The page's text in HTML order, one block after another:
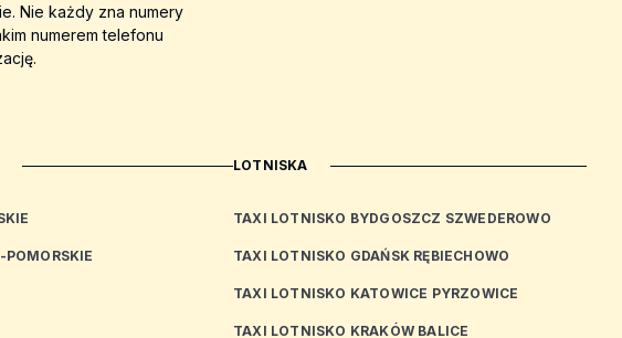
Nie każdy zna numery
numerem telefonu
LOTNISKA
TAXI LOTNISKO BYDGOSZCZ SZWEDEROWO
TAXI LOTNISKO GDAŃSK RĘBIECHOWO
TAXI LOTNISKO KATOWICE PYRZOWICE
TAXI LOTNISKO KRAKÓW BALICE